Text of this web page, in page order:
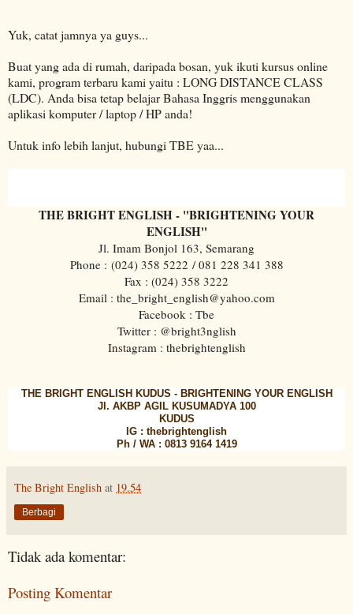
Yuk, catat jamnya ya guys...
Buat yang ada di rumah, daripada bosan, yuk ikuti kursus online
kami, program terbaru kami yaitu : LONG DISTANCE CLASS
(LDC). Anda bisa tetap belajar Bahasa Inggris menggunakan
aplikasi komputer / laptop / HP anda!
Untuk info lebih lanjut, hubungi TBE yaa...
THE BRIGHT ENGLISH - "BRIGHTENING YOUR
ENGLISH"
Jl. Imam Bonjol 163, Semarang
Phone : (024) 358 5222 / 081 228 341 388
Fax : (024) 358 3222
Email : the_bright_english@yahoo.com
Facebook : Tbe
Twitter : @bright3nglish
Instagram : thebrightenglish
THE BRIGHT ENGLISH KUDUS - BRIGHTENING YOUR ENGLISH
Jl. AKBP AGIL KUSUMADYA 100
KUDUS
IG : thebrightenglish
Ph / WA : 0813 9164 1419
The Bright English at 19.54
Berbagi
Tidak ada komentar:
Posting Komentar